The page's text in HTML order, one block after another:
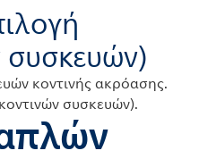
συσκευών)
κοντινής ακρόασης.
συσκευών).